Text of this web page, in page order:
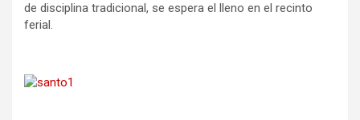
de disciplina tradicional, se espera el lleno en el recinto
ferial.